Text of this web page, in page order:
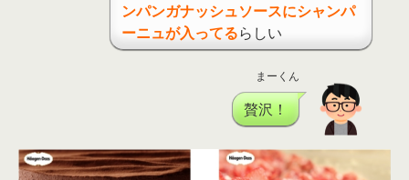
ンパンガナッシュソースにシャンパ
ーニュが入ってるらしい
まーくん
贅沢！